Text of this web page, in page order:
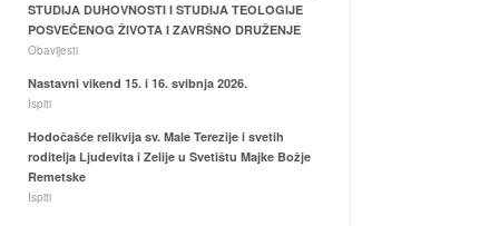
STUDIJA DUHOVNOSTI I STUDIJA TEOLOGIJE
POSVEĆENOG ŽIVOTA I ZAVRŠNO DRUŽENJE
Obavijesti
Nastavni vikend 15. i 16. svibnja 2026.
Ispiti
Hodočašće relikvija sv. Male Terezije i svetih
roditelja Ljudevita i Zelije u Svetištu Majke Božje
Remetske
Ispiti